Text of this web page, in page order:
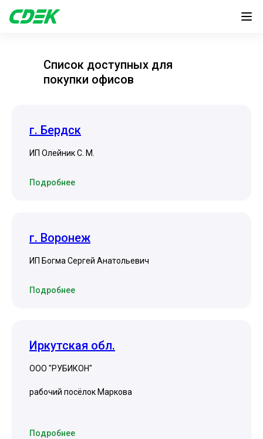
Список доступных для
покупки офисов
г. Бердск
ИП Олейник С. М.
Подробнее
г. Воронеж
ИП Богма Сергей Анатольевич
Подробнее
Иркутская обл.
ООО "РУБИКОН"
рабочий посёлок Маркова
Подробнее